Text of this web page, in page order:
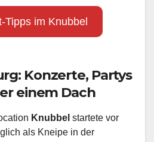
Tipps im Knubbel
Konzerte, Partys
einem Dach
Knubbel startete vor
als Kneipe in der